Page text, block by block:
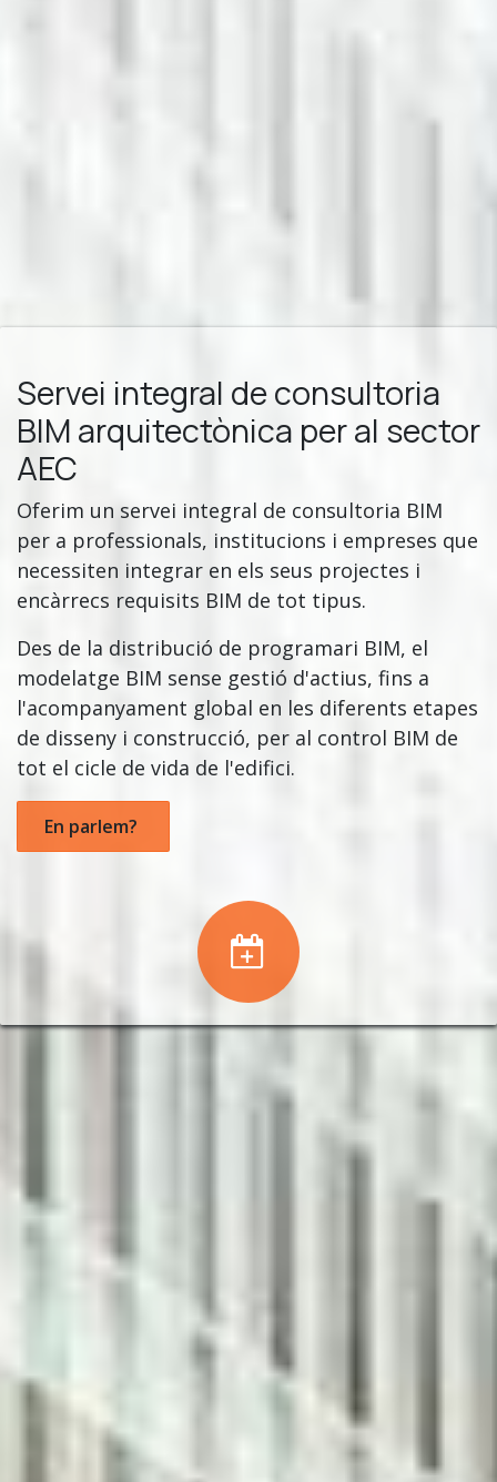
Servei integral de consultoria
BIM arquitectònica per al sector
AEC
Oferim un servei integral de consultoria BIM
per a professionals, institucions i empreses que
necessiten integrar en els seus projectes i
encàrrecs requisits BIM de tot tipus.
Des de la distribució de programari BIM, el
modelatge BIM sense gestió d'actius, fins a
l'acompanyament global en les diferents etapes
de disseny i construcció, per al control BIM de
tot el cicle de vida de l'edifici.
En parlem?